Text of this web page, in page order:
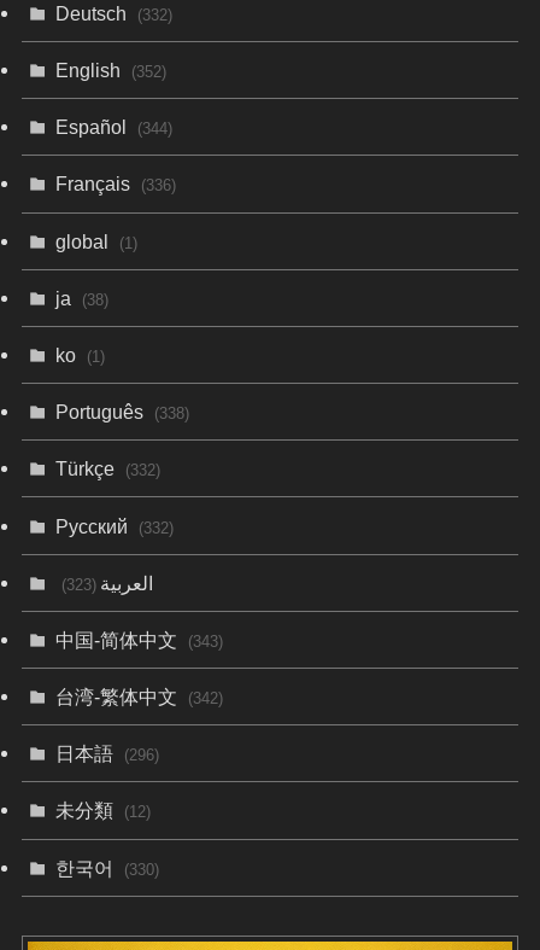
Deutsch (332)
English (352)
Español (344)
Français (336)
global (1)
ja (38)
ko (1)
Português (338)
Türkçe (332)
Русский (332)
العربية(323)
中国-简体中文 (343)
台湾-繁体中文 (342)
日本語 (296)
未分類 (12)
한국어 (330)